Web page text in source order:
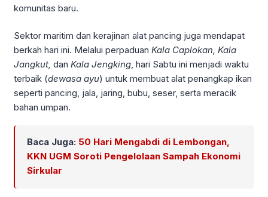
komunitas baru.
Sektor maritim dan kerajinan alat pancing juga mendapat
berkah hari ini. Melalui perpaduan Kala Caplokan, Kala
Jangkut, dan Kala Jengking, hari Sabtu ini menjadi waktu
terbaik (dewasa ayu) untuk membuat alat penangkap ikan
seperti pancing, jala, jaring, bubu, seser, serta meracik
bahan umpan.
Baca Juga: 50 Hari Mengabdi di Lembongan,
KKN UGM Soroti Pengelolaan Sampah Ekonomi
Sirkular